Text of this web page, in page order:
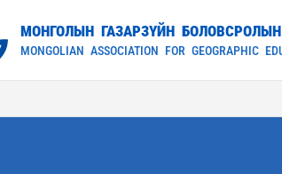
МОНГОЛЫН ГАЗАРЗҮЙН
MONGOLIAN ASSOCIATION FOR GEOGRAPHIC